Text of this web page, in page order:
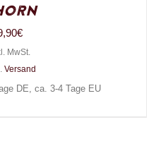
€
MwSt.
Versand
DE, ca. 3-4 Tage EU